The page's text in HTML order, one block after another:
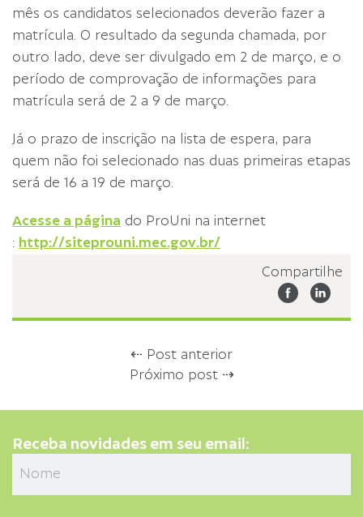
mês os candidatos selecionados deverão fazer a
matrícula. O resultado da segunda chamada, por
outro lado, deve ser divulgado em 2 de março, e o
período de comprovação de informações para
matrícula será de 2 a 9 de março.
Já o prazo de inscrição na lista de espera, para
quem não foi selecionado nas duas primeiras etapas
será de 16 a 19 de março.
Acesse a página do ProUni na internet
: http://siteprouni.mec.gov.br/
Compartilhe
⇠ Post anterior
Próximo post ⇢
Receba novidades em seu email: